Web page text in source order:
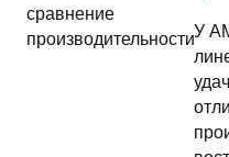
У